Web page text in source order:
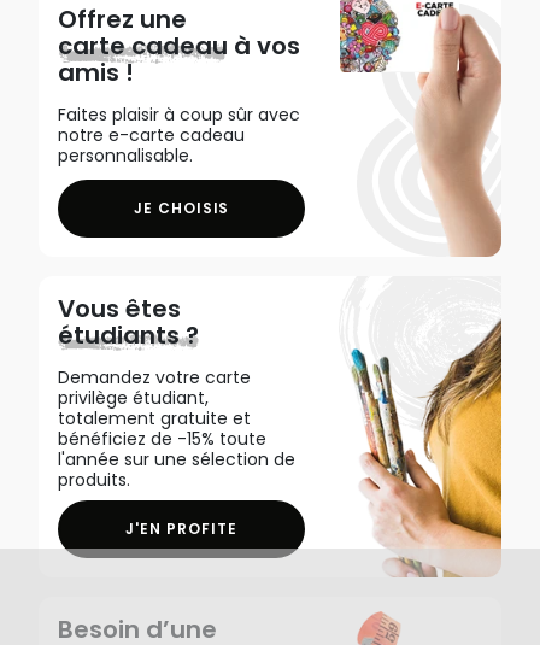
Offrez une
carte cadeau à vos
amis !
Faites plaisir à coup sûr avec
notre e-carte cadeau
personnalisable.
JE CHOISIS
Vous êtes
étudiants ?
Demandez votre carte
privilège étudiant,
totalement gratuite et
bénéficiez de -15% toute
l'année sur une sélection de
produits.
J'EN PROFITE
Besoin d’une